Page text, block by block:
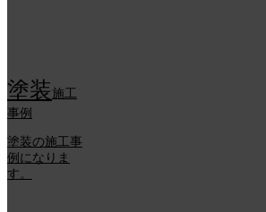
塗装施工
事例
塗装の施工事
例になりま
す。